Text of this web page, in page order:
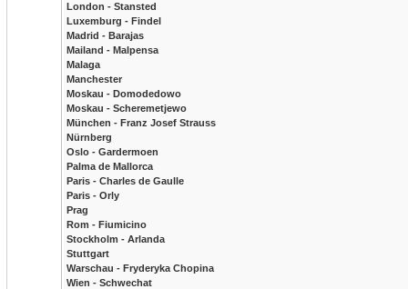
London - Stansted
Luxemburg - Findel
Madrid - Barajas
Mailand - Malpensa
Malaga
Manchester
Moskau - Domodedowo
Moskau - Scheremetjewo
München - Franz Josef Strauss
Nürnberg
Oslo - Gardermoen
Palma de Mallorca
Paris - Charles de Gaulle
Paris - Orly
Prag
Rom - Fiumicino
Stockholm - Arlanda
Stuttgart
Warschau - Fryderyka Chopina
Wien - Schwechat